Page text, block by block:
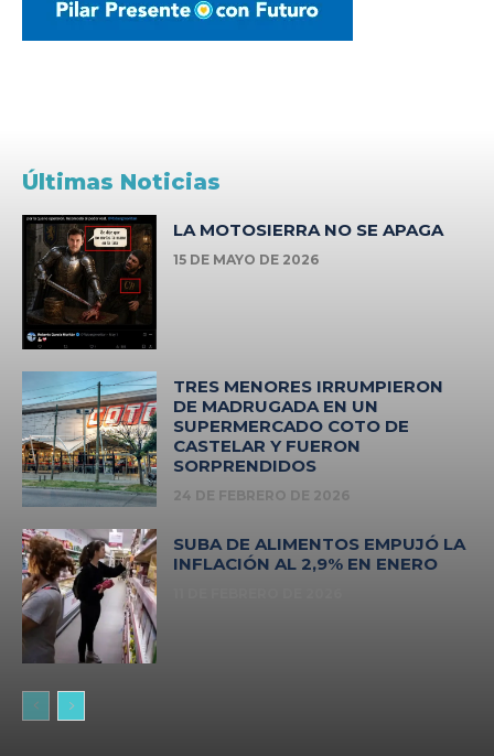
Últimas Noticias
LA MOTOSIERRA NO SE APAGA
15 DE MAYO DE 2026
TRES MENORES IRRUMPIERON
DE MADRUGADA EN UN
SUPERMERCADO COTO DE
CASTELAR Y FUERON
SORPRENDIDOS
24 DE FEBRERO DE 2026
SUBA DE ALIMENTOS EMPUJÓ LA
INFLACIÓN AL 2,9% EN ENERO